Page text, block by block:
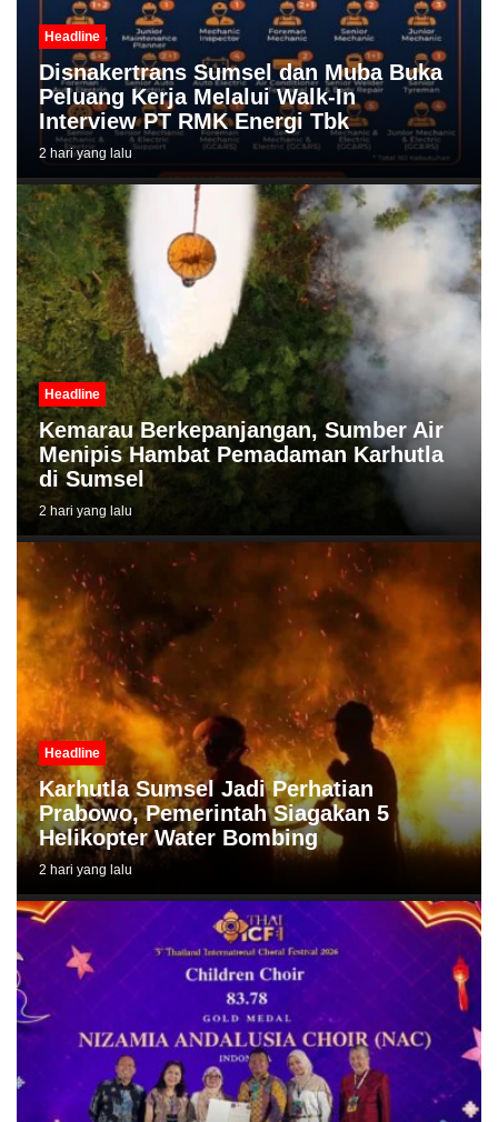
Headline
Disnakertrans Sumsel dan Muba Buka
Peluang Kerja Melalui Walk-In
Interview PT RMK Energi Tbk
2 hari yang lalu
Headline
Kemarau Berkepanjangan, Sumber Air
Menipis Hambat Pemadaman Karhutla
di Sumsel
2 hari yang lalu
Headline
Karhutla Sumsel Jadi Perhatian
Prabowo, Pemerintah Siagakan 5
Helikopter Water Bombing
2 hari yang lalu